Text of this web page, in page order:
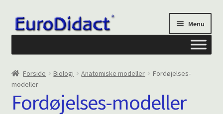
Spring
til
Spring
til
Menu
Om os
Privatliv og cookies
Forside Biologi Anatomiske modeller
Fordøjelses-
modeller
Fordøjelses-modeller